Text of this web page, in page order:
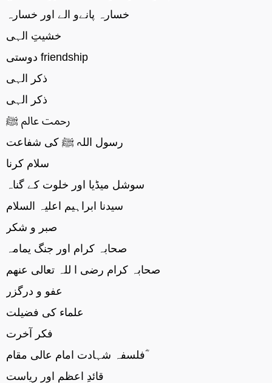
خسارہ پانےو الے اور خسارہ
خشیتِ الہی
دوستی friendship
ذکر الہی
ذکر الہی
رحمت عالم ﷺ
رسول اللہ ﷺ کی شفاعت
سلام کرنا
سوشل میڈیا اور خلوت کے گناہ
سیدنا ابراہیم اعلیہ السلام
صبر و شکر
صحابہ کرام اور جنگ یمامہ
صحابہ کرام رضی ا للہ تعالی عنھم
عفو و درگزر
علماء کی فضیلت
فکر آخرت
فلسفہ شہادت امام عالی مقام ؓ
قائدِ اعظم اور ریاست